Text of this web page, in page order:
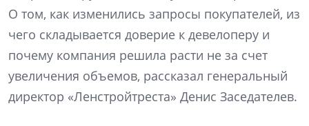
О том, как изменились запросы покупателей, из
чего складывается доверие к девелоперу и
почему компания решила расти не за счет
увеличения объемов, рассказал генеральный
директор «Ленстройтреста» Денис Заседателев.